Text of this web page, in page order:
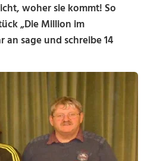
woher sie kommt! So
„Die Million im
an sage und schreibe 14